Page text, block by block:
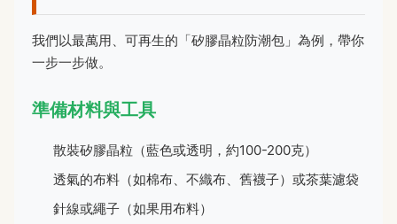
我們以最萬用、可再生的「矽膠晶粒防潮包」為例，帶你
一步一步做。
準備材料與工具
散裝矽膠晶粒（藍色或透明，約100-200克）
透氣的布料（如棉布、不織布、舊襪子）或茶葉濾袋
針線或繩子（如果用布料）